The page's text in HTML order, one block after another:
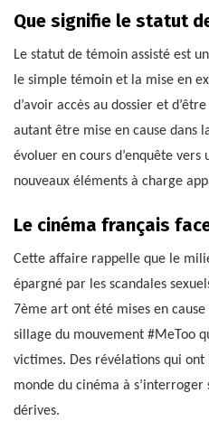
Que signifie le statut
Le statut de témoin assisté est
le simple témoin et la mise en
d’avoir accès au dossier et
autant être mise en cause dans
évoluer en cours d’enquête vers
nouveaux éléments à charge
Le cinéma français
Cette affaire rappelle que le
épargné par les scandales
7ème art ont été mises en
sillage du mouvement #MeToo
victimes. Des révélations qui ont
monde du cinéma à s’interroger
dérives.